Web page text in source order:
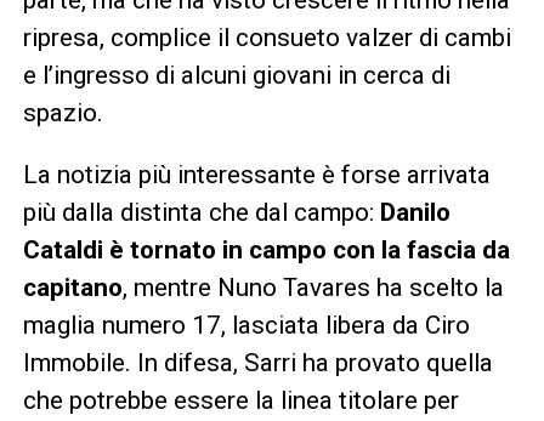
ripresa, complice il consueto valzer di cambi
e l’ingresso di alcuni giovani in cerca di
spazio.
La notizia più interessante è forse arrivata
più dalla distinta che dal campo: Danilo
Cataldi è tornato in campo con la fascia da
capitano, mentre Nuno Tavares ha scelto la
maglia numero 17, lasciata libera da Ciro
Immobile. In difesa, Sarri ha provato quella
che potrebbe essere la linea titolare per